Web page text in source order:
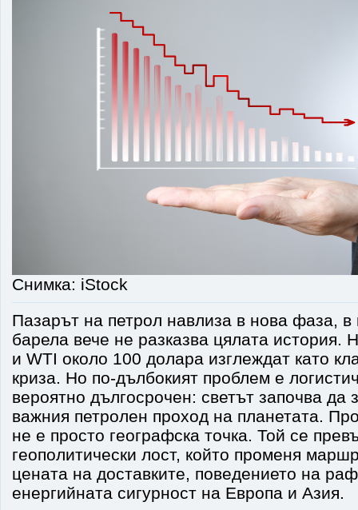
Снимка: iStock
Пазарът на петрол навлиза в нова фаза, в
барела вече не разказва цялата история.
и WTI около 100 долара изглеждат като
криза. Но по-дълбокият проблем е
вероятно дългосрочен: светът започва да
важния петролен проход на планетата.
не е просто географска точка. Той се
геополитически лост, който променя
цената на доставките, поведението на
енергийната сигурност на Европа и Азия.